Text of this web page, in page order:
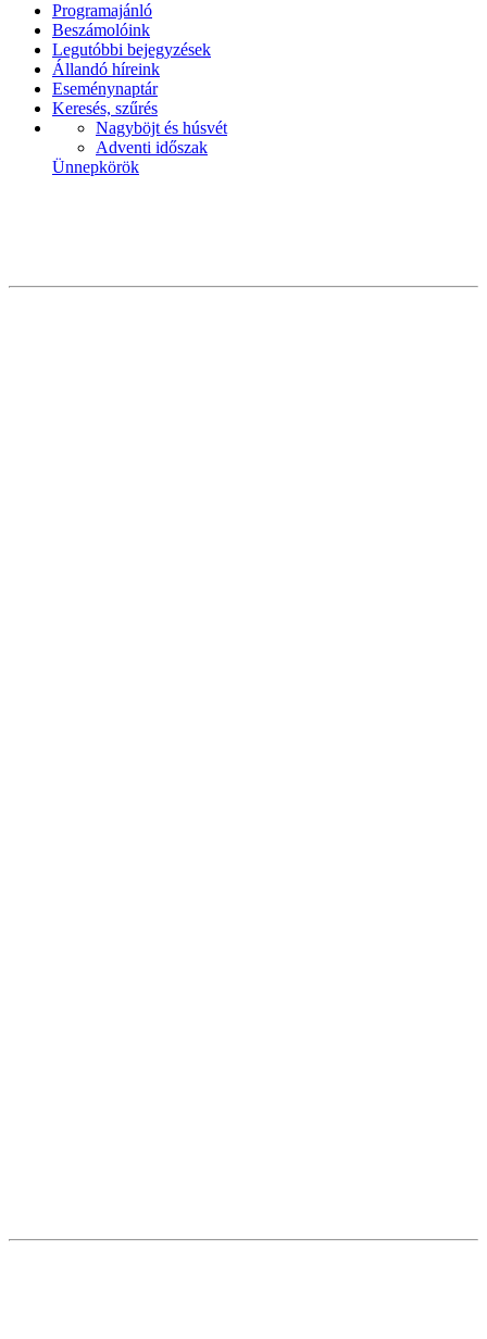
Programajánló
Beszámolóink
Legutóbbi bejegyzések
Állandó híreink
Eseménynaptár
Keresés, szűrés
Nagyböjt és húsvét
Adventi időszak
Ünnepkörök